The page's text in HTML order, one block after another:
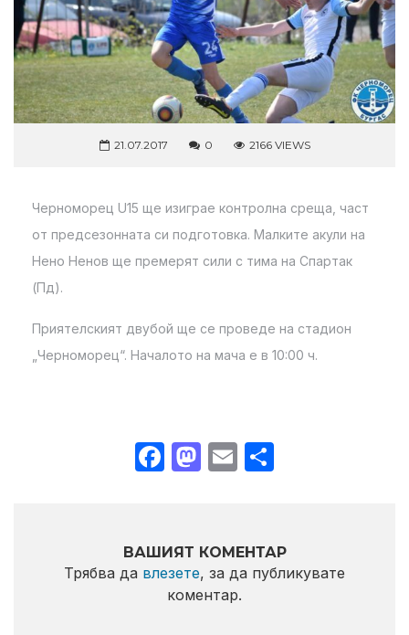
21.07.2017 0 2166 VIEWS
Черноморец U15 ще изиграе контролна среща, част
от предсезонната си подготовка. Малките акули на
Нено Ненов ще премерят сили с тима на Спартак
(Пд).
Приятелският двубой ще се проведе на стадион
„Черноморец“. Началото на мача е в 10:00 ч.
Facebook
Mastodon
Email
ВАШИЯТ КОМЕНТАР
Трябва да влезете, за да публикувате
коментар.